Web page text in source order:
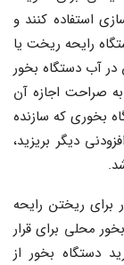
استفاده کنند و
رایحه ریخت یا
آب دستگاه بخور
به صراحت اجازه آن
بخوری که سازنده
دیگر بریزید،
ریختن رایحه
محلی برای قرار
دستگاه بخور از